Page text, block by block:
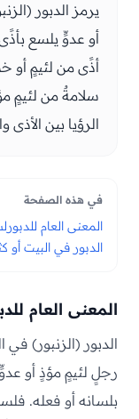
يرمز الدبور
أو عدوٍّ يلسع
أذًى من لئيمٍ أو
سلامةٌ من لئيمٍ
الرؤيا بين الأذى
في هذه الصفحة
المعنى العام للدبور
الدبور في البيت أو
المعنى العام
الدبور (الزنبور) في
رجلٍ لئيمٍ مؤذٍ أو
بلسانه أو فعله.